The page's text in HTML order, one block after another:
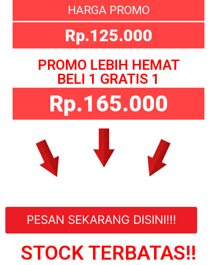
HARGA PROMO
Rp.125.000
PROMO LEBIH HEMAT
BELI 1 GRATIS 1
Rp.165.000
PESAN SEKARANG DISINI!!!
STOCK TERBATAS!!